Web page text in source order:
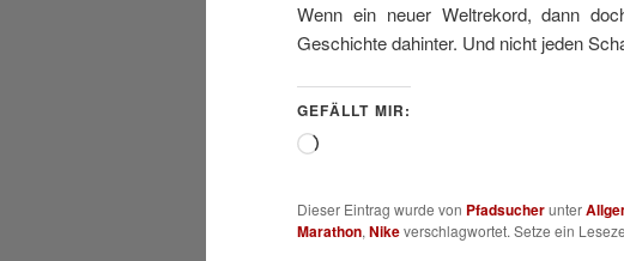
Wenn ein neuer Weltrekord, dann
Geschichte dahinter. Und nicht jeden
GEFÄLLT MIR:
Wird
Dieser Eintrag wurde von Pfadsucherunter
Marathon,Nikeverschlagwortet. Setze ein